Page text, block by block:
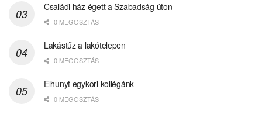
Családi ház égett a Szabadság úton
0 MEGOSZTÁS
Lakástűz a lakótelepen
0 MEGOSZTÁS
Elhunyt egykori kollégánk
0 MEGOSZTÁS